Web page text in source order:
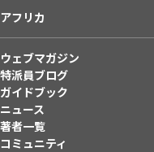
アフリカ
ウェブマガジン
特派員ブログ
ガイドブック
ニュース
著者一覧
コミュニティ